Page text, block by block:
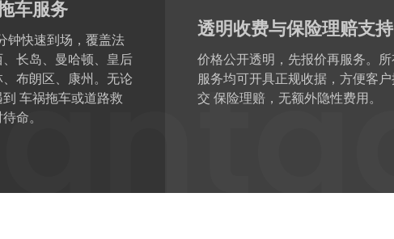
车服务
钟快速到场，覆盖法
长岛、曼哈顿、皇后
布朗区、康州。无论
车祸拖车或道路救
命。
透明收费与保险理赔支持
价格公开透明，先报价再服务。
服务均可开具正规收据，方便客户
交 保险理赔，无额外隐性费用。